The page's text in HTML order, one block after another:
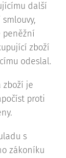
další
zboží
odeslal.
zboží je
proti
s
zákoníku